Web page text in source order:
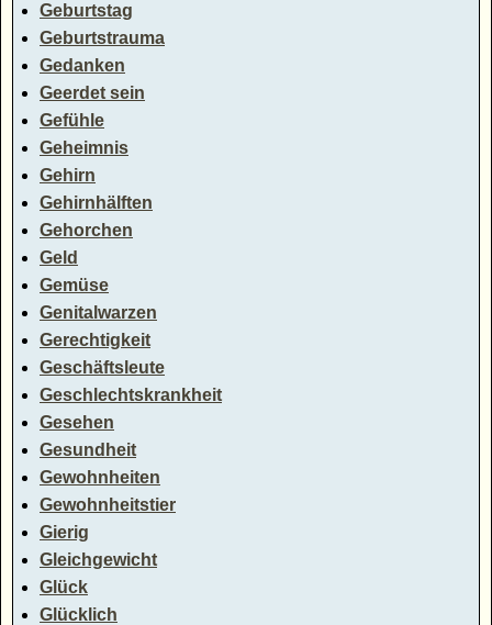
Geburtstag
Geburtstrauma
Gedanken
Geerdet sein
Gefühle
Geheimnis
Gehirn
Gehirnhälften
Gehorchen
Geld
Gemüse
Genitalwarzen
Gerechtigkeit
Geschäftsleute
Geschlechtskrankheit
Gesehen
Gesundheit
Gewohnheiten
Gewohnheitstier
Gierig
Gleichgewicht
Glück
Glücklich